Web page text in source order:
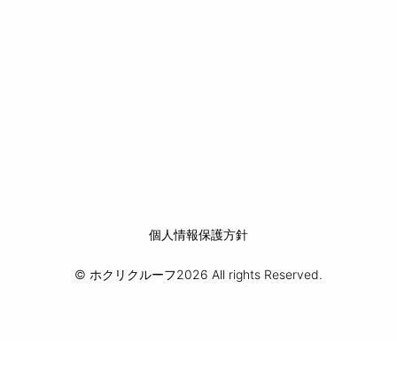
個人情報保護方針
© ホクリクルーフ2026 All rights Reserved.